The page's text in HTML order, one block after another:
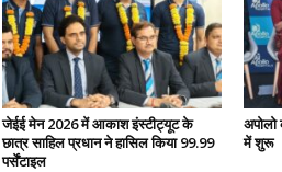
जेईई मेन 2026 में आकाश इंस्टीट्यूट के
छात्र साहिल प्रधान ने हासिल किया 99.99
पर्सेंटाइल
अपोलो
में शुरू